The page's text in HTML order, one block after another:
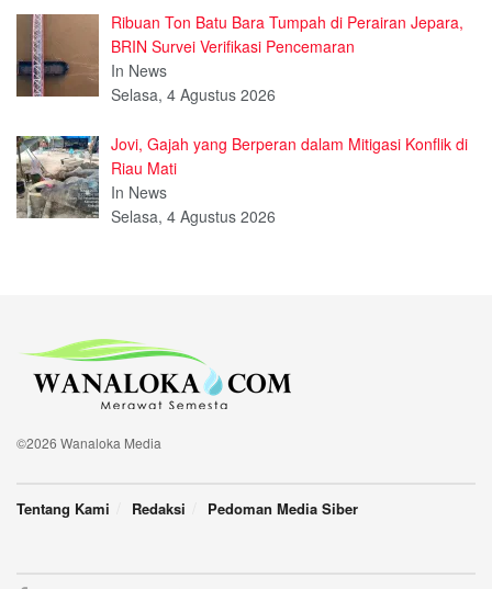
Ribuan Ton Batu Bara Tumpah di Perairan Jepara,
BRIN Survei Verifikasi Pencemaran
In News
Selasa, 4 Agustus 2026
Jovi, Gajah yang Berperan dalam Mitigasi Konflik di
Riau Mati
In News
Selasa, 4 Agustus 2026
©2026 Wanaloka Media
Tentang Kami Redaksi Pedoman Media Siber